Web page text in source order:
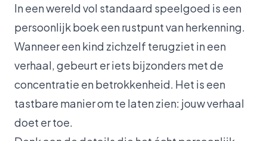
In een wereld vol standaard speelgoed is een
persoonlijk boek een rustpunt van herkenning.
Wanneer een kind zichzelf terugziet in een
verhaal, gebeurt er iets bijzonders met de
concentratie en betrokkenheid. Het is een
tastbare manier om te laten zien: jouw verhaal
doet er toe.